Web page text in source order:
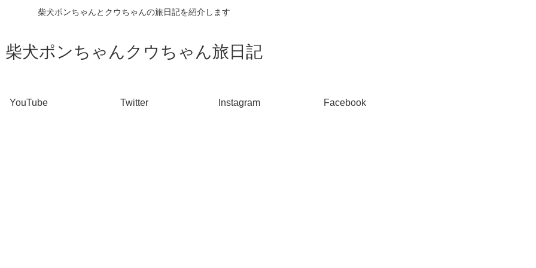
柴犬ポンちゃんとクウちゃんの旅日記を紹介します
柴犬ポンちゃんクウちゃん旅日記
YouTube Twitter Instagram Facebook